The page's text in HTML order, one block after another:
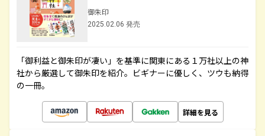
御朱印
2025.02.06 発売
「御利益と御朱印が凄い」を基準に関東にある１万社以上の神
社から厳選して御朱印を紹介。ビギナーに優しく、ツウも納得
の一冊。
詳細を見る